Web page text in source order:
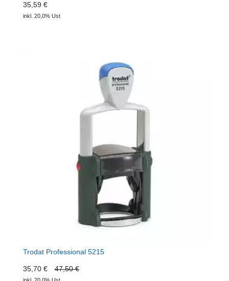
35,59 €
inkl. 20,0% Ust
Trodat Professional 5215
35,70 € 47,50 €